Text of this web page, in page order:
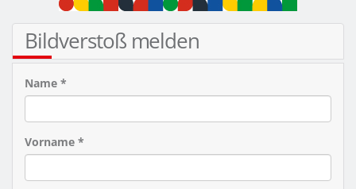
Bildverstoß melden
Name *
Vorname *